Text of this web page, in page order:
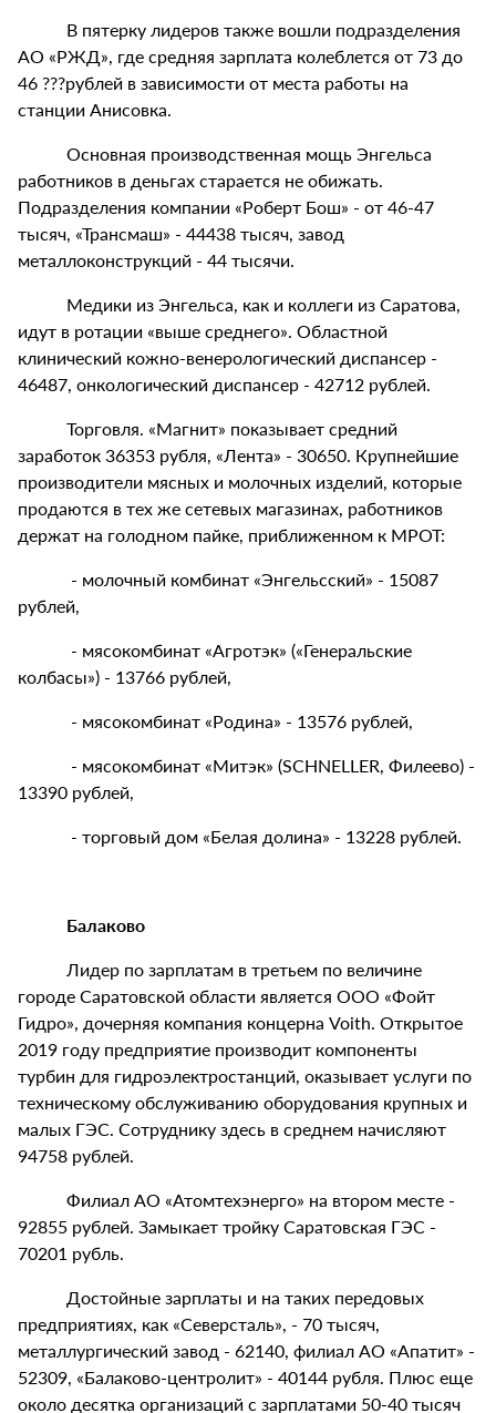
В пятерку лидеров также вошли подразделения
АО «РЖД», где средняя зарплата колеблется от 73 до
46 ???рублей в зависимости от места работы на
станции Анисовка.
Основная производственная мощь Энгельса
работников в деньгах старается не обижать.
Подразделения компании «Роберт Бош» - от 46-47
тысяч, «Трансмаш» - 44438 тысяч, завод
металлоконструкций - 44 тысячи.
Медики из Энгельса, как и коллеги из Саратова,
идут в ротации «выше среднего». Областной
клинический кожно-венерологический диспансер -
46487, онкологический диспансер - 42712 рублей.
Торговля. «Магнит» показывает средний
заработок 36353 рубля, «Лента» - 30650. Крупнейшие
производители мясных и молочных изделий, которые
продаются в тех же сетевых магазинах, работников
держат на голодном пайке, приближенном к МРОТ:
- молочный комбинат «Энгельсский» - 15087
рублей,
- мясокомбинат «Агротэк» («Генеральские
колбасы») - 13766 рублей,
- мясокомбинат «Родина» - 13576 рублей,
- мясокомбинат «Митэк» (SCHNELLER, Филеево) -
13390 рублей,
- торговый дом «Белая долина» - 13228 рублей.
Балаково
Лидер по зарплатам в третьем по величине
городе Саратовской области является ООО «Фойт
Гидро», дочерняя компания концерна Voith. Открытое
2019 году предприятие производит компоненты
турбин для гидроэлектростанций, оказывает услуги по
техническому обслуживанию оборудования крупных и
малых ГЭС. Сотруднику здесь в среднем начисляют
94758 рублей.
Филиал АО «Атомтехэнерго» на втором месте -
92855 рублей. Замыкает тройку Саратовская ГЭС -
70201 рубль.
Достойные зарплаты и на таких передовых
предприятиях, как «Северсталь», - 70 тысяч,
металлургический завод - 62140, филиал АО «Апатит» -
52309, «Балаково-центролит» - 40144 рубля. Плюс еще
около десятка организаций с зарплатами 50-40 тысяч